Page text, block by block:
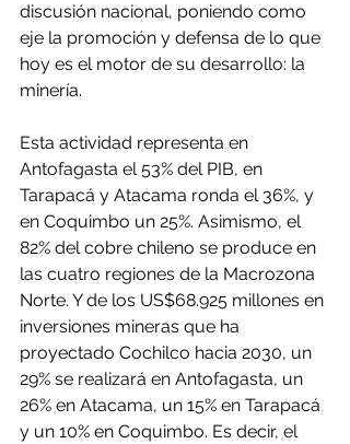
discusión nacional, poniendo como
eje la promoción y defensa de lo que
hoy es el motor de su desarrollo: la
minería.
Esta actividad representa en
Antofagasta el 53% del PIB, en
Tarapacá y Atacama ronda el 36%, y
en Coquimbo un 25%. Asimismo, el
82% del cobre chileno se produce en
las cuatro regiones de la Macrozona
Norte. Y de los US$68.925 millones en
inversiones mineras que ha
proyectado Cochilco hacia 2030, un
29% se realizará en Antofagasta, un
26% en Atacama, un 15% en Tarapacá
y un 10% en Coquimbo. Es decir, el